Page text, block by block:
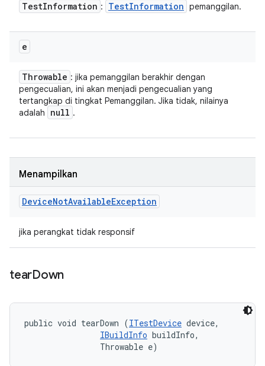
TestInformation : TestInformation pemanggilan.
e
Throwable : jika pemanggilan berakhir dengan
pengecualian, ini akan menjadi pengecualian yang
tertangkap di tingkat Pemanggilan. Jika tidak, nilainya
adalah
null .
Menampilkan
DeviceNotAvailableException
jika perangkat tidak responsif
tearDown
public void tearDown (ITestDevice device,
IBuildInfo buildInfo,
                Throwable e)